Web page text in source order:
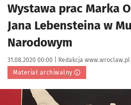
Wystawa prac Marka
Jana Lebensteina w
Narodowym
Data publikacji:
31.08.2020 00:00 | Autor:
Redakcja www.wroclaw.pl
Materiał archiwalny
Kliknij, aby powiększyć